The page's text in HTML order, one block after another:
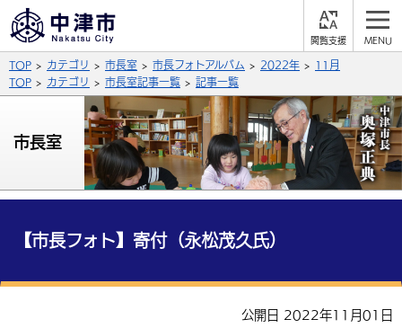
支
背景色
青 白
文字の大きさ
拡大 標準 縮小
公式SNS
X (Twitter) YouTube
サイト内検索
総合メニュー
保険・年金
TOP カテゴリ 市長室 市長フォトアルバム 2022年
11月
TOP
カテゴリ 市長室記事一覧 記事一覧
市長室
【市長フォト】寄付（永松茂久氏）
公開日 2022年11月01日